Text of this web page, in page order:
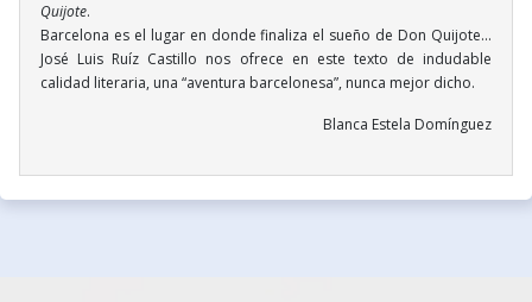
Quijote.
Barcelona es el lugar en donde finaliza el sueño de Don Quijote...
José Luis Ruíz Castillo nos ofrece en este texto de indudable
calidad literaria, una “aventura barcelonesa”, nunca mejor dicho.
Blanca Estela Domínguez